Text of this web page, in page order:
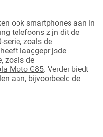
ook smartphones aan in
telefoons zijn dit de
serie, zoals de
laaggeprijsde
zoals de
Moto G85. Verder biedt
aan, bijvoorbeeld de